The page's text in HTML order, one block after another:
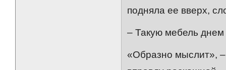
подняла ее вверх,
– Такую мебель
«Образно мыслит»,